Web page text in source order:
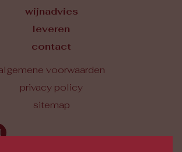
wijnadvies
leveren
contact
voorwaarden
privacy policy
sitemap